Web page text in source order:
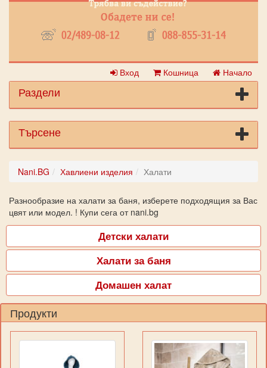
Вход Кошница Начало
Раздели
Търсене
Nani.BG Хавлиени изделия Халати
Разнообразие на халати за баня, изберете подходящия за Вас
цвят или модел. ! Купи сега от nani.bg
Детски халати
Халати за баня
Домашен халат
Продукти